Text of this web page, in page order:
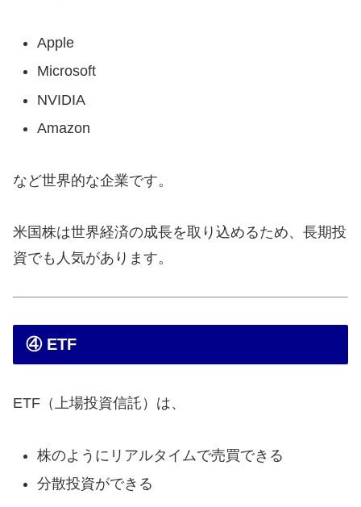
Apple
Microsoft
NVIDIA
Amazon
など世界的な企業です。
米国株は世界経済の成長を取り込めるため、長期投
資でも人気があります。
④ ETF
ETF（上場投資信託）は、
株のようにリアルタイムで売買できる
分散投資ができる